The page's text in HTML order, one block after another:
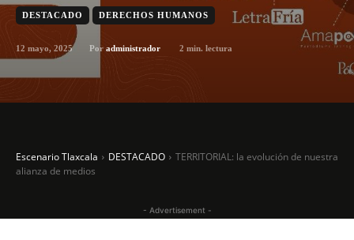
DESTACADO DERECHOS HUMANOS
12 mayo, 2025 Por administrador 2 min. lectura
Escenario Tlaxcala DESTACADO
TERRITORIAL: la evolución de nuestra
alianza de medios
- Advertisement -